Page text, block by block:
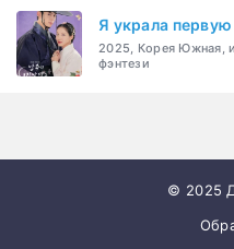
Я украла первую
2025, Корея Южная,
фэнтези
© 2025